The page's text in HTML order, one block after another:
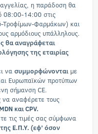
η παράδοση θα
08:00-14:00 στις
Τροφίμων-Φαρμάκων) και
αρμόδιους υπάλληλους.
θα αναγράφεται
της εταιρίας
να συμμορφώνονται με
Ευρωπαϊκών προτύπων
σήμανση CE.
να αναφέρετε τους
και CPV.
τις τιμές σας σύμφωνα
Ε.Π.Υ. (εφ’ όσον